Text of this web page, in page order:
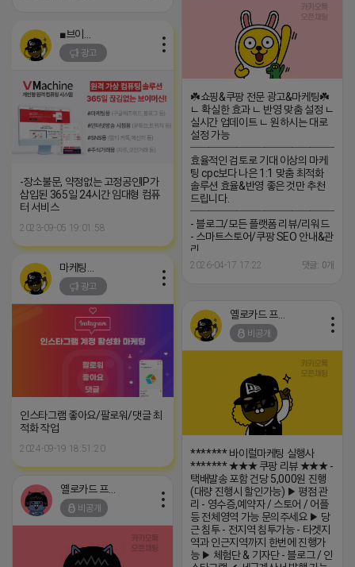
☘️쇼핑&쿠팡 전문 광고&마케팅☘️
ㄴ 확실한 효과 ㄴ 반영 맞춤 설정 ㄴ
실시간 업데이트 ㄴ 원하시는 대로
설정 가능
─────────────────
효율적인 검토로 기대 이상의 마케
팅 cpc보다 나은 1:1 맞춤 최적화
솔루션 효율&반영 좋은 것만 추천
드립니다.
─────────────────
- 블로그/모든 플랫폼 리뷰/리워드
- 스마트스토어/쿠팡 SEO 안내&관
리
─────────────────
2026-04-17 17:22 댓글: 0개
광고
-장소불문, 약정없는 고정공인IP가
삽입된 365일 24시간 임대형 컴퓨
터 서비스
2023-09-05 19:01:58
광고
인스타그램 좋아요/팔로워/댓글 최
적화 작업
2024-09-19 18:51:20
옐로카드 프로도
비공개
******* 바이럴마케팅 실행사
******* ★★★ 쿠팡 리뷰 ★★★ -
택배발송 포함 건당 5,000원 진행
(대량 진행시 할인가능) ▶ 평점 관
리 - 영수증,예약자 / 스토어 / 어플
등 전체영역 가능 문의주세요 ▶ 당
근 침투 - 전지역 침투가능 - 타겟지
역과 인근지역까지 한번에 진행가
능 ▶ 체험단 & 기자단 - 블로그 / 인
옐로카드 프로도
비공개